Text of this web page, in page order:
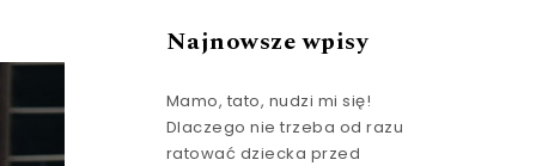
Najnowsze wpisy
Mamo, tato, nudzi mi się!
Dlaczego nie trzeba od razu
ratować dziecka przed